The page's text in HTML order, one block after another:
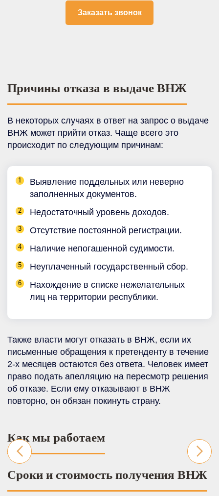
Причины отказа в выдаче ВНЖ
В некоторых случаях в ответ на запрос о выдаче
ВНЖ может прийти отказ. Чаще всего это
происходит по следующим причинам:
Выявление поддельных или неверно
заполненных документов.
Недостаточный уровень доходов.
Отсутствие постоянной регистрации.
Наличие непогашенной судимости.
Неуплаченный государственный сбор.
Нахождение в списке нежелательных
лиц на территории республики.
Также власти могут отказать в ВНЖ, если их
письменные обращения к претенденту в течение
2-х месяцев остаются без ответа. Человек имеет
право подать апелляцию на пересмотр решения
об отказе. Если ему отказывают в ВНЖ
повторно, он обязан покинуть страну.
Как мы работаем
Сроки и стоимость получения ВНЖ